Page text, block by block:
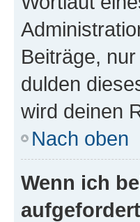
Beiträge,
dulden
wird deinen
Nach oben
Wenn ich